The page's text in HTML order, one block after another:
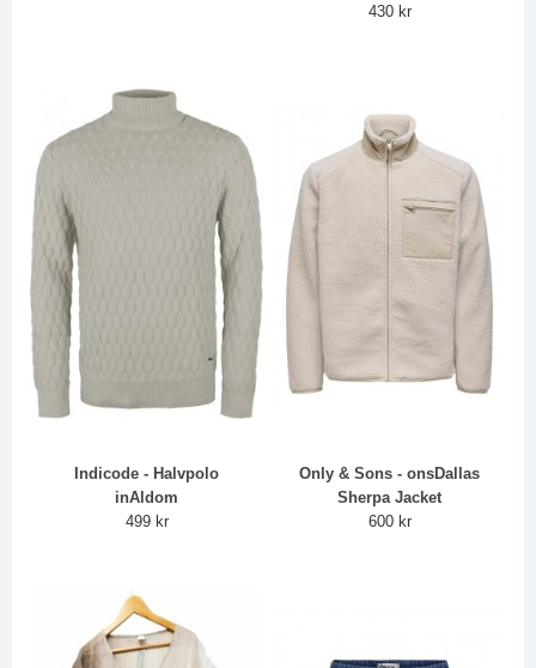
430 kr
Indicode - Halvpolo
inAldom
499 kr
Only & Sons - onsDallas
Sherpa Jacket
600 kr